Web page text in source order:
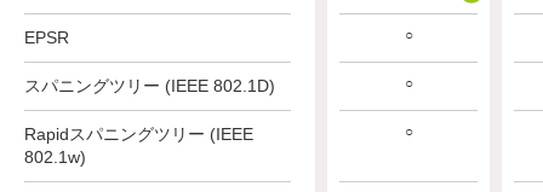
EPSR
スパニングツリー (IEEE 802.1D)
Rapidスパニングツリー (IEEE
802.1w)
○
○
○